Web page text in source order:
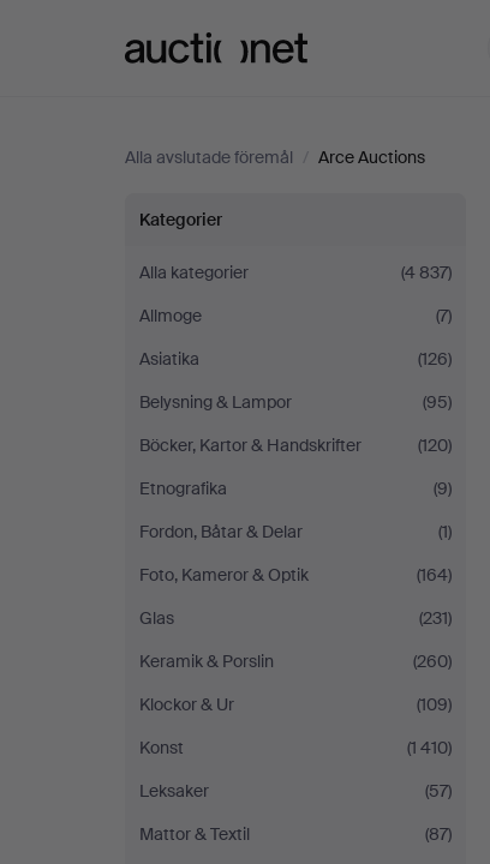
Alla avslutade föremål / Arce Auctions
Alla
föremål
på
Arce
Auctions
Kategorier
Alla kategorier
(4 837)
Allmoge
(7)
Asiatika
(126)
Belysning & Lampor
(95)
Böcker, Kartor & Handskrifter
(120)
Etnografika
(9)
Fordon, Båtar & Delar
(1)
Foto, Kameror & Optik
(164)
Glas
(231)
Keramik & Porslin
(260)
Klockor & Ur
(109)
Konst
(1 410)
Leksaker
(57)
Mattor & Textil
(87)